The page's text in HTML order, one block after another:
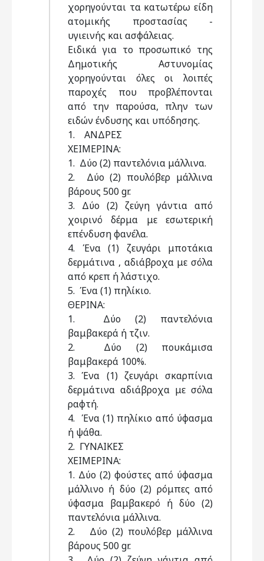
χορηγούνται τα κατωτέρω είδη
ατομικής προστασίας -
υγιεινής και ασφάλειας.
Ειδικά για το προσωπικό της
Δημοτικής Αστυνομίας
χορηγούνται όλες οι λοιπές
παροχές που προβλέπονται
από την παρούσα, πλην των
ειδών ένδυσης και υπόδησης.
1. ΑΝΔΡΕΣ
ΧΕΙΜΕΡΙΝΑ:
1. Δύο (2) παντελόνια μάλλινα.
2. Δύο (2) πουλόβερ μάλλινα
βάρους 500 gr.
3. Δύο (2) ζεύγη γάντια από
χοιρινό δέρμα με εσωτερική
επένδυση φανέλα.
4. Ένα (1) ζευγάρι μποτάκια
δερμάτινα , αδιάβροχα με σόλα
από κρεπ ή λάστιχο.
5. Ένα (1) πηλίκιο.
ΘΕΡΙΝΑ:
1. Δύο (2) παντελόνια
βαμβακερά ή τζιν.
2. Δύο (2) πουκάμισα
βαμβακερά 100%.
3. Ένα (1) ζευγάρι σκαρπίνια
δερμάτινα αδιάβροχα με σόλα
ραφτή.
4. Ένα (1) πηλίκιο από ύφασμα
ή ψάθα.
2. ΓΥΝΑΙΚΕΣ
ΧΕΙΜΕΡΙΝΑ:
1. Δύο (2) φούστες από ύφασμα
μάλλινο ή δύο (2) ρόμπες από
ύφασμα βαμβακερό ή δύο (2)
παντελόνια μάλλινα.
2. Δύο (2) πουλόβερ μάλλινα
βάρους 500 gr.